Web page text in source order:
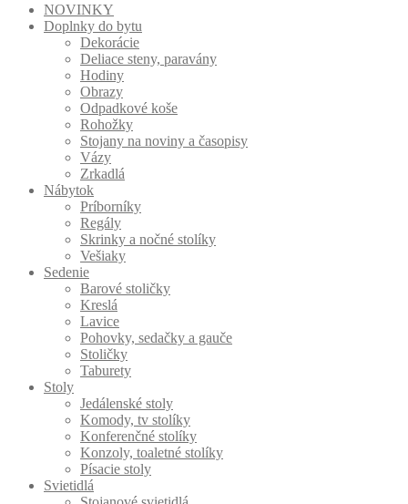
NOVINKY
Doplnky do bytu
Dekorácie
Deliace steny, paravány
Hodiny
Obrazy
Odpadkové koše
Rohožky
Stojany na noviny a časopisy
Vázy
Zrkadlá
Nábytok
Príborníky
Regály
Skrinky a nočné stolíky
Vešiaky
Sedenie
Barové stoličky
Kreslá
Lavice
Pohovky, sedačky a gauče
Stoličky
Taburety
Stoly
Jedálenské stoly
Komody, tv stolíky
Konferenčné stolíky
Konzoly, toaletné stolíky
Písacie stoly
Svietidlá